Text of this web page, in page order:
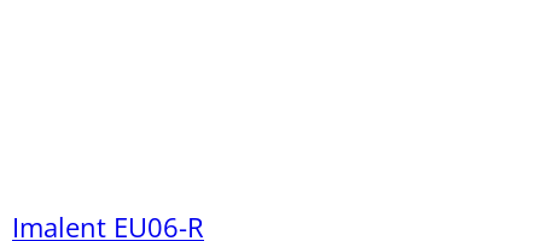
Imalent EU06-R